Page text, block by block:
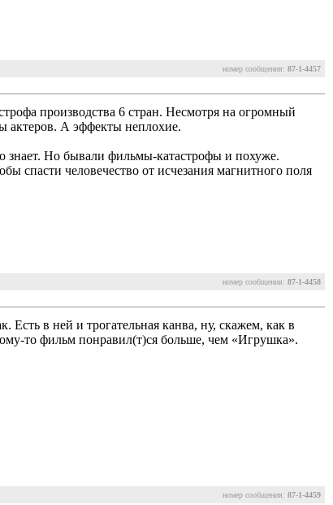
номер сообщения: 87-1-4457
производства 6 стран. Несмотря на огромный
актеров. А эффекты неплохие.
знает. Но бывали фильмы-катастрофы и похуже.
спасти человечество от исчезания магнитного поля
номер сообщения: 87-1-4458
Есть в ней и трогательная канва, ну, скажем, как в
то фильм понравил(т)ся больше, чем «Игрушка».
номер сообщения: 87-1-4459